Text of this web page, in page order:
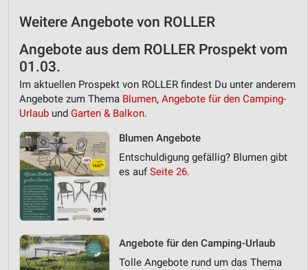
Weitere Angebote von ROLLER
Angebote aus dem ROLLER Prospekt vom
01.03.
Im aktuellen Prospekt von ROLLER findest Du unter anderem
Angebote zum Thema Blumen, Angebote für den Camping-
Urlaub und Garten & Balkon.
Blumen Angebote
Entschuldigung gefällig? Blumen gibt
es aufSeite 26.
Angebote für den Camping-Urlaub
Tolle Angebote rund um das Thema